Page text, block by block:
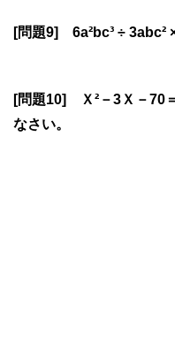
[問題9] 6a²bc³ ÷ 3abc²
[問題10] Ｘ²－3Ｘ－70
なさい。